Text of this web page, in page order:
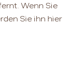
Wenn Sie
Sie ihn hier